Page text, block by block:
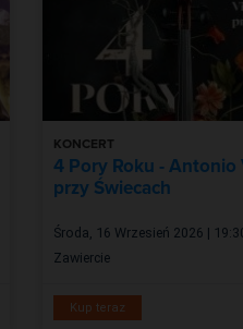
KONCERT
4 Pory Roku - Antonio
przy Świecach
Środa, 16 Wrzesień 2026 |
Zawiercie
Kup teraz